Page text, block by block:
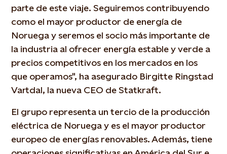
parte de este viaje. Seguiremos contribuyendo
como el mayor productor de energía de
Noruega y seremos el socio más importante de
la industria al ofrecer energía estable y verde a
precios competitivos en los mercados en los
que operamos", ha asegurado Birgitte Ringstad
Vartdal, la nueva CEO de Statkraft.
El grupo representa un tercio de la producción
eléctrica de Noruega y es el mayor productor
europeo de energías renovables. Además, tiene